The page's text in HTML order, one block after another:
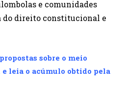
e comunidades
do direito constitucional e
sobre o meio
leia o acúmulo obtido pela